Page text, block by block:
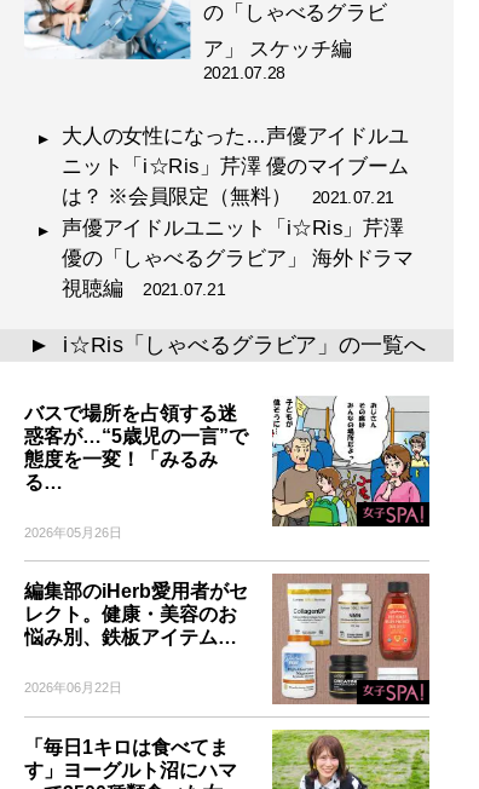
の「しゃべるグラビ
ア」 スケッチ編
2021.07.28
大人の女性になった…声優アイドルユ
ニット「i☆Ris」芹澤 優のマイブーム
は？ ※会員限定（無料） 2021.07.21
声優アイドルユニット「i☆Ris」芹澤
優の「しゃべるグラビア」 海外ドラマ
視聴編 2021.07.21
▲ i☆Ris「しゃべるグラビア」の一覧へ
バスで場所を占領する迷
惑客が…“5歳児の一言”で
態度を一変！「みるみ
る…
2026年05月26日
編集部のiHerb愛用者がセ
レクト。健康・美容のお
悩み別、鉄板アイテム…
2026年06月22日
「毎日1キロは食べてま
す」ヨーグルト沼にハマ